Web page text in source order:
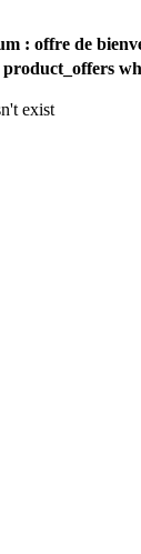
: offre de
exist